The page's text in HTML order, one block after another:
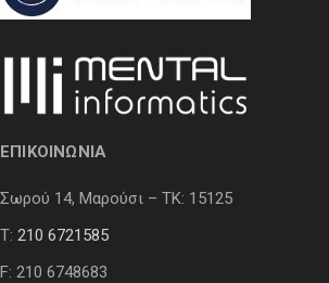
ΕΠΙΚΟΙΝΩΝΙΑ
Σωρού 14, Μαρούσι – ΤΚ: 15125
Τ: 210 6721585
F: 210 6748683